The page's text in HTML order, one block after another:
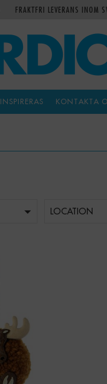
FRAKTFRI LEVERANS INOM
INSPIRERAS KONTAKTA
LOCATION